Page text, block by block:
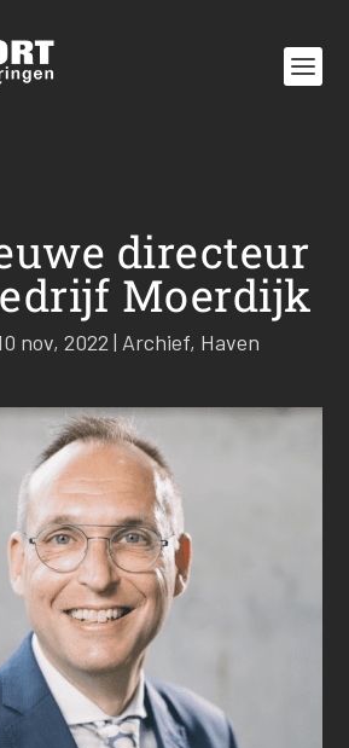
directeur
Moerdijk
nov, 2022 | Archief, Haven